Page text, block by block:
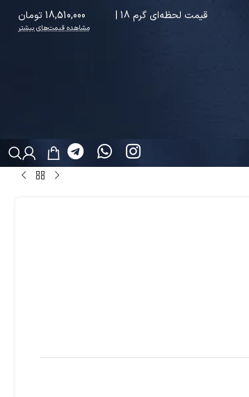
قیمت لحظه‌ای گرم 18 | 18,510,000 تومان
مشاهده قیمت‌های بیشتر